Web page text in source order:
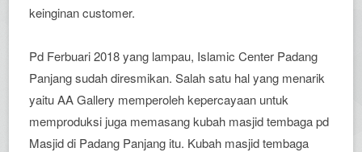
keinginan customer.
Pd Ferbuari 2018 yang lampau, Islamic Center Padang
Panjang sudah diresmikan. Salah satu hal yang menarik
yaitu AA Gallery memperoleh kepercayaan untuk
memproduksi juga memasang kubah masjid tembaga pd
Masjid di Padang Panjang itu. Kubah masjid tembaga